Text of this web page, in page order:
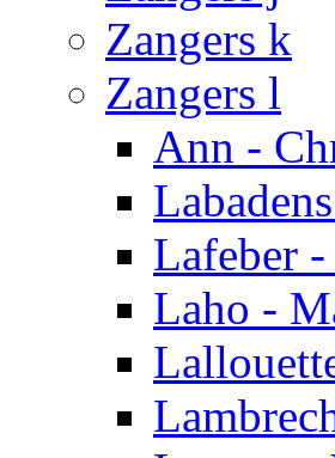
Zangers k
Zangers l
Ann -
Lafeber
Laho -